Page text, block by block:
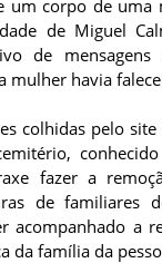
um corpo de uma
de Miguel
de mensagens
mulher havia
colhidas pelo
fazer a
de familiares
acompanhado a
da família da